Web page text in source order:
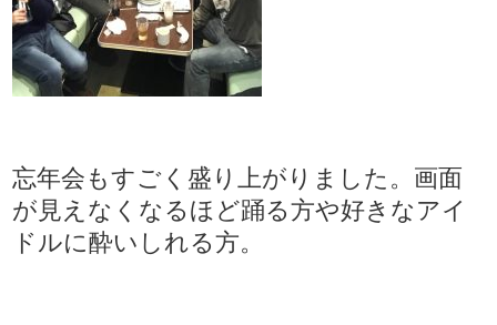
忘年会もすごく盛り上がりました。画面
が見えなくなるほど踊る方や好きなアイ
ドルに酔いしれる方。